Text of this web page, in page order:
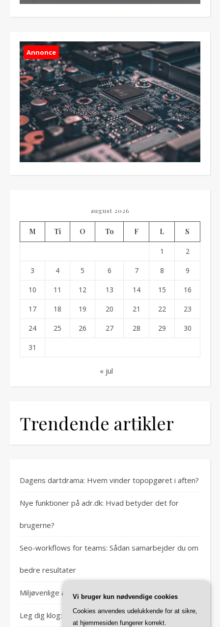
Annonce
august 2026
M Ti O To F L S
1 2
3 4 5 6 7 8 9
10 11 12 13 14 15 16
17 18 19 20 21 22 23
24 25 26 27 28 29 30
31
« jul
Trendende artikler
Dagens dartdrama: Hvem vinder topopgøret i aften?
Nye funktioner på adr.dk: Hvad betyder det for
brugerne?
Seo-workflows for teams: Sådan samarbejder du om
bedre resultater
Miljøvenlige alternativer til traditionel algerens
Leg dig klog: Derfor er leg vigtig for børns udvikling
Vi bruger kun nødvendige cookies
Cookies anvendes udelukkende for at sikre,
at hjemmesiden fungerer korrekt.